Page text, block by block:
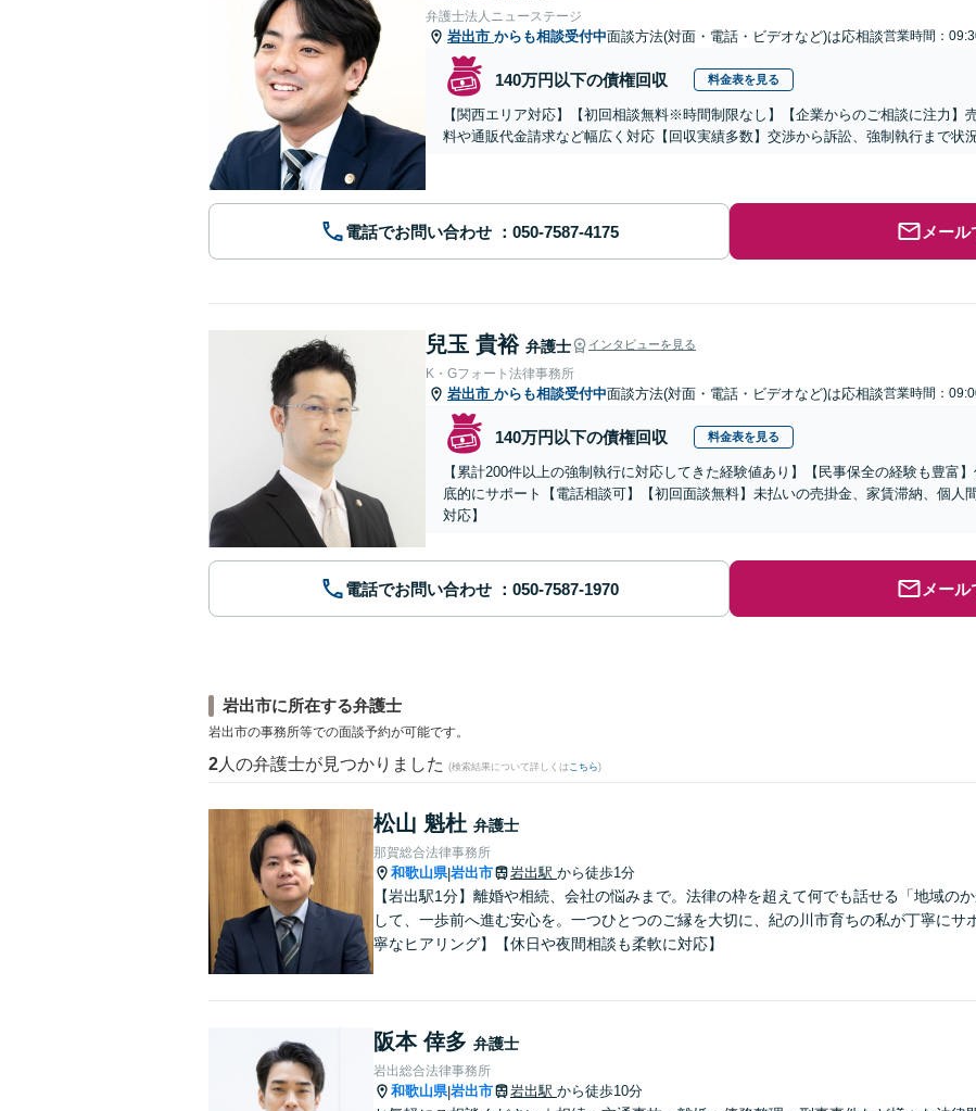
弁護士法人ニューステージ
岩出市 からも相談受付中面談方法(対面・電話・ビデオなど)は応相談営業時間：
140万円以下の債権回収 料金表を見る
【関西エリア対応】【初回相談無料※時間制限なし】【企業からのご相談に注力】
料や通販代金請求など幅広く対応【回収実績多数】交渉から訴訟、強制執行まで状
電話でお問い合わせ メー
兒玉 貴裕 弁護士 インタビューを見る
K・Gフォート法律事務所
岩出市 からも相談受付中面談方法(対面・電話・ビデオなど)は応相談営業時間：
140万円以下の債権回収 料金表を見る
【累計200件以上の強制執行に対応してきた経験値あり】【民事保全の経験も豊富
底的にサポート【電話相談可】【初回面談無料】未払いの売掛金、家賃滞納、個人
対応】
電話でお問い合わせ メー
岩出市に所在する弁護士
岩出市の事務所等での面談予約が可能です。
2 人の弁護士が見つかりました (検索結果について詳しくは こちら)
松山 魁杜 弁護士
那賀総合法律事務所
和歌山県|岩出市 岩出駅 から徒歩1分
【岩出駅1分】離婚や相続、会社の悩みまで。法律の枠を超えて何でも話せる「地域の
して、一歩前へ進む安心を。一つひとつのご縁を大切に、紀の川市育ちの私が丁寧にサ
寧なヒアリング】【休日や夜間相談も柔軟に対応】
阪本 倖多 弁護士
岩出総合法律事務所
和歌山県|岩出市 岩出駅 から徒歩10分